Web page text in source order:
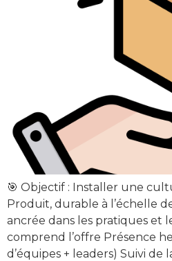
🎯 Objectif : Installer une
Produit, durable à l’échelle
ancrée dans les pratiques et
comprend l’offre Présence
d’équipes + leaders) Suivi de